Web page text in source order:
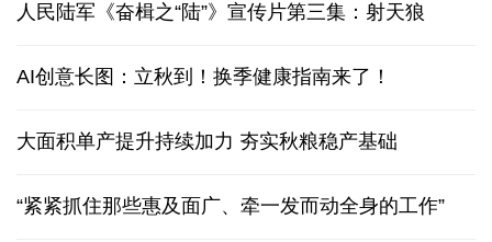
人民陆军《奋楫之“陆”》宣传片第三集：射天狼
AI创意长图：立秋到！换季健康指南来了！
大面积单产提升持续加力 夯实秋粮稳产基础
“紧紧抓住那些惠及面广、牵一发而动全身的工作”